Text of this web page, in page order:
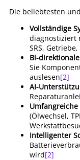
Die beliebtesten
Vollständige
diagnostiziert
SRS,
Bi-
Sie
auslesen[2]
AI-
Umfangreiche
(Ölwechsel,
Intelligenter
wird[2]